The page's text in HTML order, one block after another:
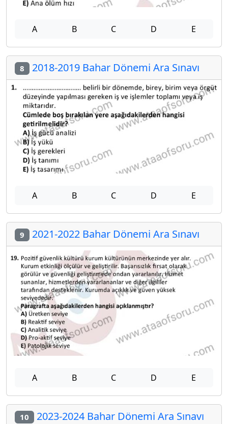
A B C D E
8 2018-2019 Bahar Dönemi Ara Sınavı
A B C D E
9 2021-2022 Bahar Dönemi Ara Sınavı
A B C D E
10 2023-2024 Bahar Dönemi Ara Sınavı